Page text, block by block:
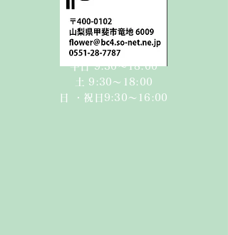
平日 9:30〜18:00
​​土 9:30〜18:00​
日 ・祝日 9:30〜16:00